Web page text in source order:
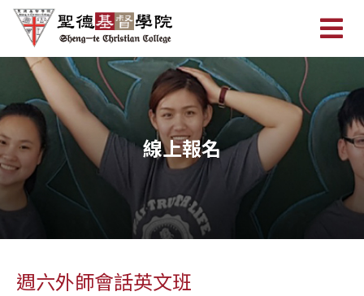
線上報名
週六外師會話英文班